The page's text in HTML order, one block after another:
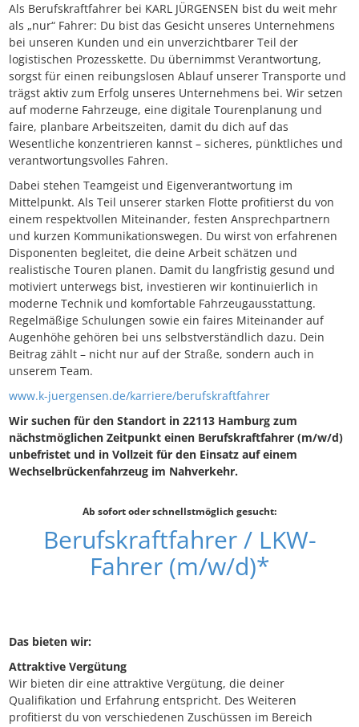
Als Berufskraftfahrer bei KARL JÜRGENSEN bist du weit mehr
als „nur“ Fahrer: Du bist das Gesicht unseres Unternehmens
bei unseren Kunden und ein unverzichtbarer Teil der
logistischen Prozesskette. Du übernimmst Verantwortung,
sorgst für einen reibungslosen Ablauf unserer Transporte und
trägst aktiv zum Erfolg unseres Unternehmens bei. Wir setzen
auf moderne Fahrzeuge, eine digitale Tourenplanung und
faire, planbare Arbeitszeiten, damit du dich auf das
Wesentliche konzentrieren kannst – sicheres, pünktliches und
verantwortungsvolles Fahren.
Dabei stehen Teamgeist und Eigenverantwortung im
Mittelpunkt. Als Teil unserer starken Flotte profitierst du von
einem respektvollen Miteinander, festen Ansprechpartnern
und kurzen Kommunikationswegen. Du wirst von erfahrenen
Disponenten begleitet, die deine Arbeit schätzen und
realistische Touren planen. Damit du langfristig gesund und
motiviert unterwegs bist, investieren wir kontinuierlich in
moderne Technik und komfortable Fahrzeugausstattung.
Regelmäßige Schulungen sowie ein faires Miteinander auf
Augenhöhe gehören bei uns selbstverständlich dazu. Dein
Beitrag zählt – nicht nur auf der Straße, sondern auch in
unserem Team.
www.k-juergensen.de/karriere/berufskraftfahrer
Wir suchen für den Standort in 22113 Hamburg zum
nächstmöglichen Zeitpunkt einen Berufskraftfahrer (m/w/d)
unbefristet und in Vollzeit für den Einsatz auf einem
Wechselbrückenfahrzeug im Nahverkehr.
Ab sofort oder schnellstmöglich gesucht:
Berufskraftfahrer / LKW-
Fahrer (m/w/d)*
Das bieten wir:
Attraktive Vergütung
Wir bieten dir eine attraktive Vergütung, die deiner
Qualifikation und Erfahrung entspricht. Des Weiteren
profitierst du von verschiedenen Zuschüssen im Bereich